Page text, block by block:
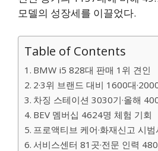
모델의 성장세를 이끌었다.
Table of Contents
BMW i5 828대 판매 1위 견인
2·3위 브랜드 대비 1600대
차징 스테이션 3030기·올해
BEV 멤버십 4624명 체험 기회
프로액티브 케어·화재신고 시범
서비스센터 81곳·전문 인력